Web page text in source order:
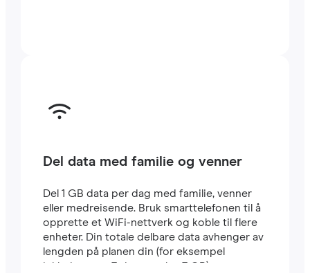
Del data med familie og venner
Del 1 GB data per dag med familie, venner
eller medreisende. Bruk smarttelefonen til å
opprette et WiFi-nettverk og koble til flere
enheter. Din totale delbare data avhenger av
lengden på planen din (for eksempel
inkluderer en 7-dagers plan 7 GB).